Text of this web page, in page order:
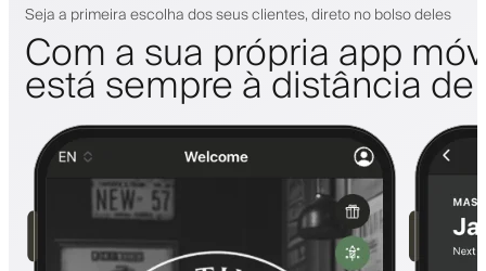
Seja a primeira escolha dos seus clientes, direto no bolso deles
Com a sua própria app
está sempre à distância